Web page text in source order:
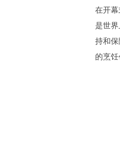
在开
是世
持和
的烹饪